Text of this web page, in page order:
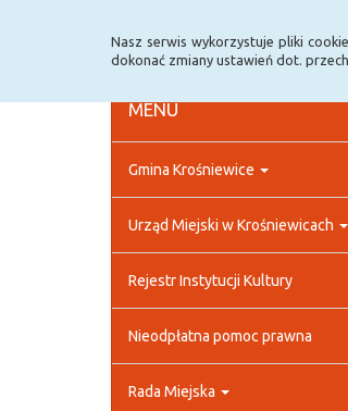
Nasz serwis wykorzystuje pliki
dokonać zmiany ustawień dot.
MENU
Gmina Krośniewice
Urząd Miejski w Krośniewicach
Rejestr Instytucji Kultury
Nieodpłatna pomoc prawna
Rada Miejska